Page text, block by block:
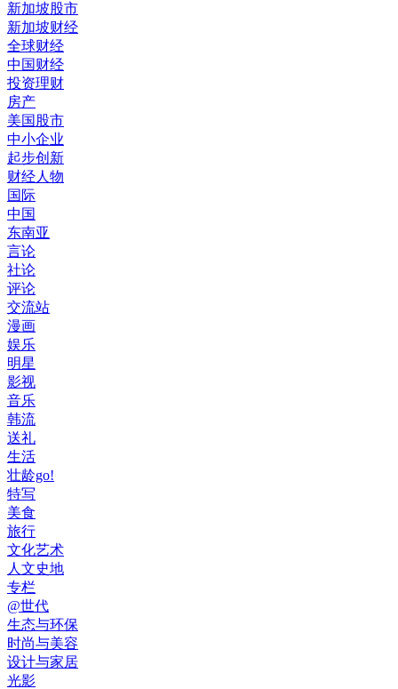
新加坡股市
新加坡财经
全球财经
中国财经
投资理财
房产
美国股市
中小企业
起步创新
财经人物
国际
中国
东南亚
言论
社论
评论
交流站
漫画
娱乐
明星
影视
音乐
韩流
送礼
生活
壮龄go!
特写
美食
旅行
文化艺术
人文史地
专栏
@世代
生态与环保
时尚与美容
设计与家居
光影